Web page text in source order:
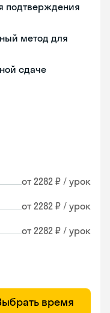
подтверждения
метод для
сдаче
от 2282 ₽ / урок
от 2282 ₽ / урок
от 2282 ₽ / урок
время